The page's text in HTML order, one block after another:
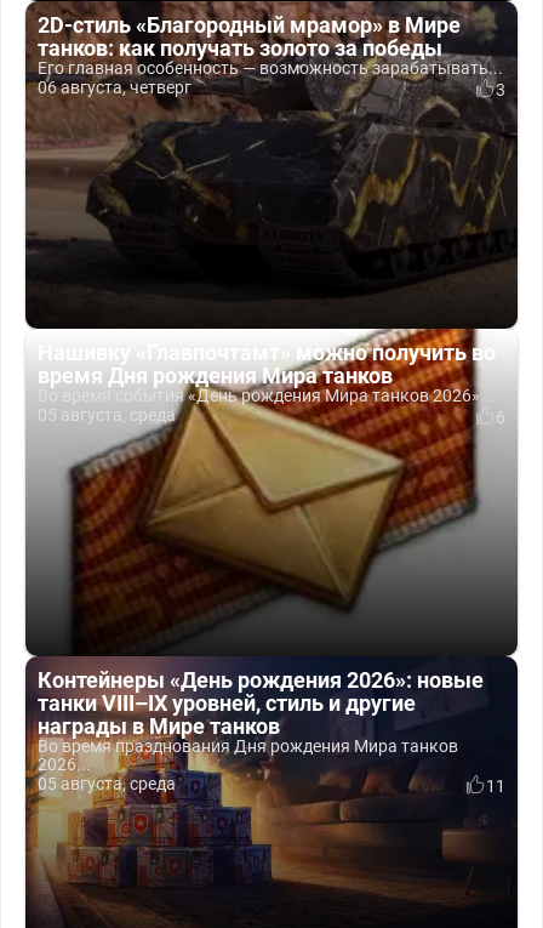
2D-стиль «Благородный мрамор» в Мире
танков: как получать золото за победы
Его главная особенность — возможность зарабатывать...
06 августа, четверг
3
Нашивку «Главпочтамт» можно получить во
время Дня рождения Мира танков
Во время события «День рождения Мира танков 2026»...
05 августа, среда
6
Контейнеры «День рождения 2026»: новые
танки VIII–IX уровней, стиль и другие
награды в Мире танков
Во время празднования Дня рождения Мира танков
2026...
05 августа, среда
11